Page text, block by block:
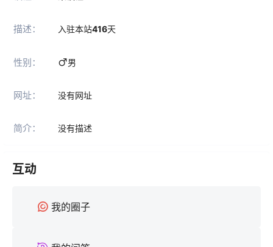
描述： 入驻本站416天
性别： 男
网址： 没有网址
简介： 没有描述
互动
我的圈子